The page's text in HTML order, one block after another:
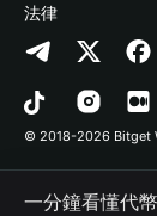
‌聯繫我們
品牌資源
工作機會
Altcoin Season
Prediction
DApp
RWA
合作上架
授權檢測
合約檢測
批次轉帳
Arbitrum
Avalanche
Bitcoin
Polygon
法律
隱私協議
用戶使用協議
© 2018-2026 Bitget
一分鐘看懂代